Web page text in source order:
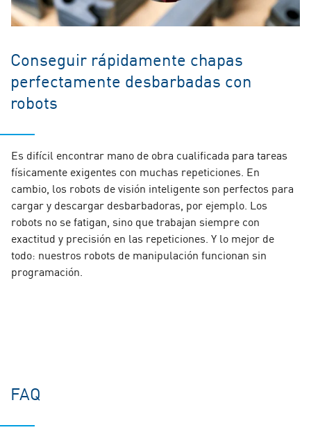
Conseguir rápidamente chapas
perfectamente desbarbadas con
robots
Es difícil encontrar mano de obra cualificada para tareas
físicamente exigentes con muchas repeticiones. En
cambio, los robots de visión inteligente son perfectos para
cargar y descargar desbarbadoras, por ejemplo. Los
robots no se fatigan, sino que trabajan siempre con
exactitud y precisión en las repeticiones. Y lo mejor de
todo: nuestros robots de manipulación funcionan sin
programación.
FAQ